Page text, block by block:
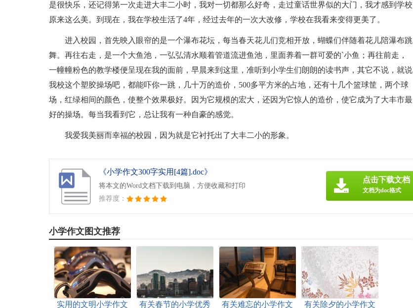
是很快乐，还记得第一次走进大丰二小时，我对一切都那么好奇，走过童话世界似的大门，我才感到学校
原来这么美。到现在，我在学校生活了4年，经过去年的一次大改修，学校在我看来变得更美了。
进入校园，首先映入眼帘的是一个瀑布花坛，每当春天花儿们竞相开放，蝴蝶们伴随着花儿陪瀑布跳
舞。再往右走，是一个大鱼池，一弘弘清水顺着管道流进鱼池，里面养着一群可爱的`小鱼；再往前走，
一幢幢粉色的教学楼便呈现在我的面前，早晨来到这里，准听到小学生们朗朗的读书声，其它不说，就说
我校这个塑胶操场吧，都能吓你一跳，几十万的造价，500多平方米的占地，还有十几个篮球筐，两个球
场，红绿相间的颜色，使整个效果极好。因为它规模的宏大，还因为它惊人的造价，使它成为了大丰市最
好的操场。每当我看到它，总让我有一种自豪的感觉。
我爱我美丽而幸福的校园，因为就是它衬托出了大丰二小的形象。
《小学作文300字实用[4篇].doc》
将本文的Word文档下载到电脑，方便收藏和打印
推荐度：
点击下载文档
文档为doc格式
小学作文图文推荐
实用的文明小学作文 有关春节的小学优秀 有关难忘的小学作文 有关除夕的小学作文